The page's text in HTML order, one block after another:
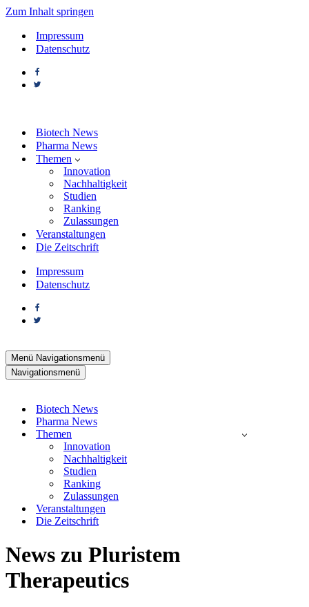
Zum Inhalt springen
Impressum
Datenschutz
Biotech News
Pharma News
Themen
Innovation
Nachhaltigkeit
Studien
Ranking
Zulassungen
Veranstaltungen
Die Zeitschrift
Impressum
Datenschutz
Menü Navigationsmenü
Navigationsmenü
Biotech News
Pharma News
Themen
Innovation
Nachhaltigkeit
Studien
Ranking
Zulassungen
Veranstaltungen
Die Zeitschrift
News zu Pluristem
Therapeutics